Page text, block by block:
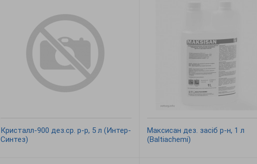
Кристалл-900 дез.ср. р-р, 5 л (Интер-
Синтез)
Максисан дез. засіб р-н, 1 л
(Baltiachemi)